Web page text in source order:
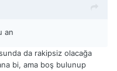
an
da rakipsiz olacağa
bi, ama boş bulunup